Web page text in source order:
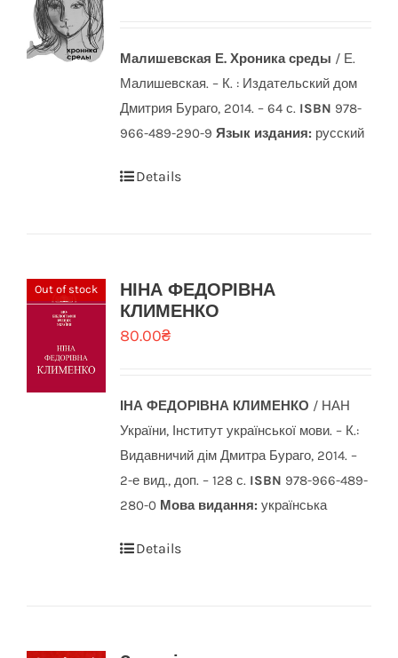
Малишевская Е. Хроника среды / Е.
Малишевская. – К. : Издательский дом
Дмитрия Бураго, 2014. – 64 с. ISBN 978-
966-489-290-9 Язык издания: русский
Details
Out of stock
НІНА ФЕДОРІВНА
КЛИМЕНКО
80.00₴
ІНА ФЕДОРІВНА КЛИМЕНКО / НАН
України, Інститут української мови. – К.:
Видавничий дім Дмитра Бураго, 2014. –
2-е вид., доп. – 128 с. ISBN 978-966-489-
280-0 Мова видання: українська
Details